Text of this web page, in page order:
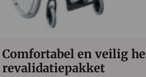
Comfortabel en veilig
revalidatiepakket